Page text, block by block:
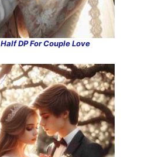
Half DP For Couple Love